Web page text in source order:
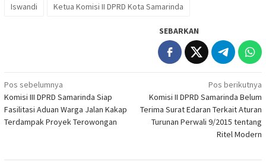
Iswandi Ketua Komisi II DPRD Kota Samarinda
SEBARKAN
Navigasi
pos
Pos sebelumnya
Komisi III DPRD Samarinda Siap
Fasilitasi Aduan Warga Jalan Kakap
Terdampak Proyek Terowongan
Pos berikutnya
Komisi II DPRD Samarinda Belum
Terima Surat Edaran Terkait Aturan
Turunan Perwali 9/2015 tentang
Ritel Modern